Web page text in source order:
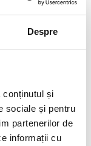
Despre
conținutul și
sociale și pentru
partenerilor de
informații cu